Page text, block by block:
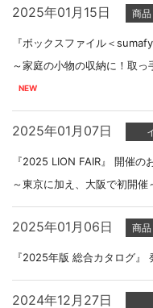
2025年01月15日 商
『ボックスファイル＜
～家庭の小物の収納に！取
2025年01月07日
『2025 LION FAIR』 開催の
～東京に加え、大阪で初開催
2025年01月06日 商
『2025年版 総合カタログ』
2024年12月27日